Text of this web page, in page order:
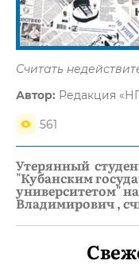
Считать
Автор: Редакция
561
Утерянный
"Кубанским
университетом"
Владимирович ,